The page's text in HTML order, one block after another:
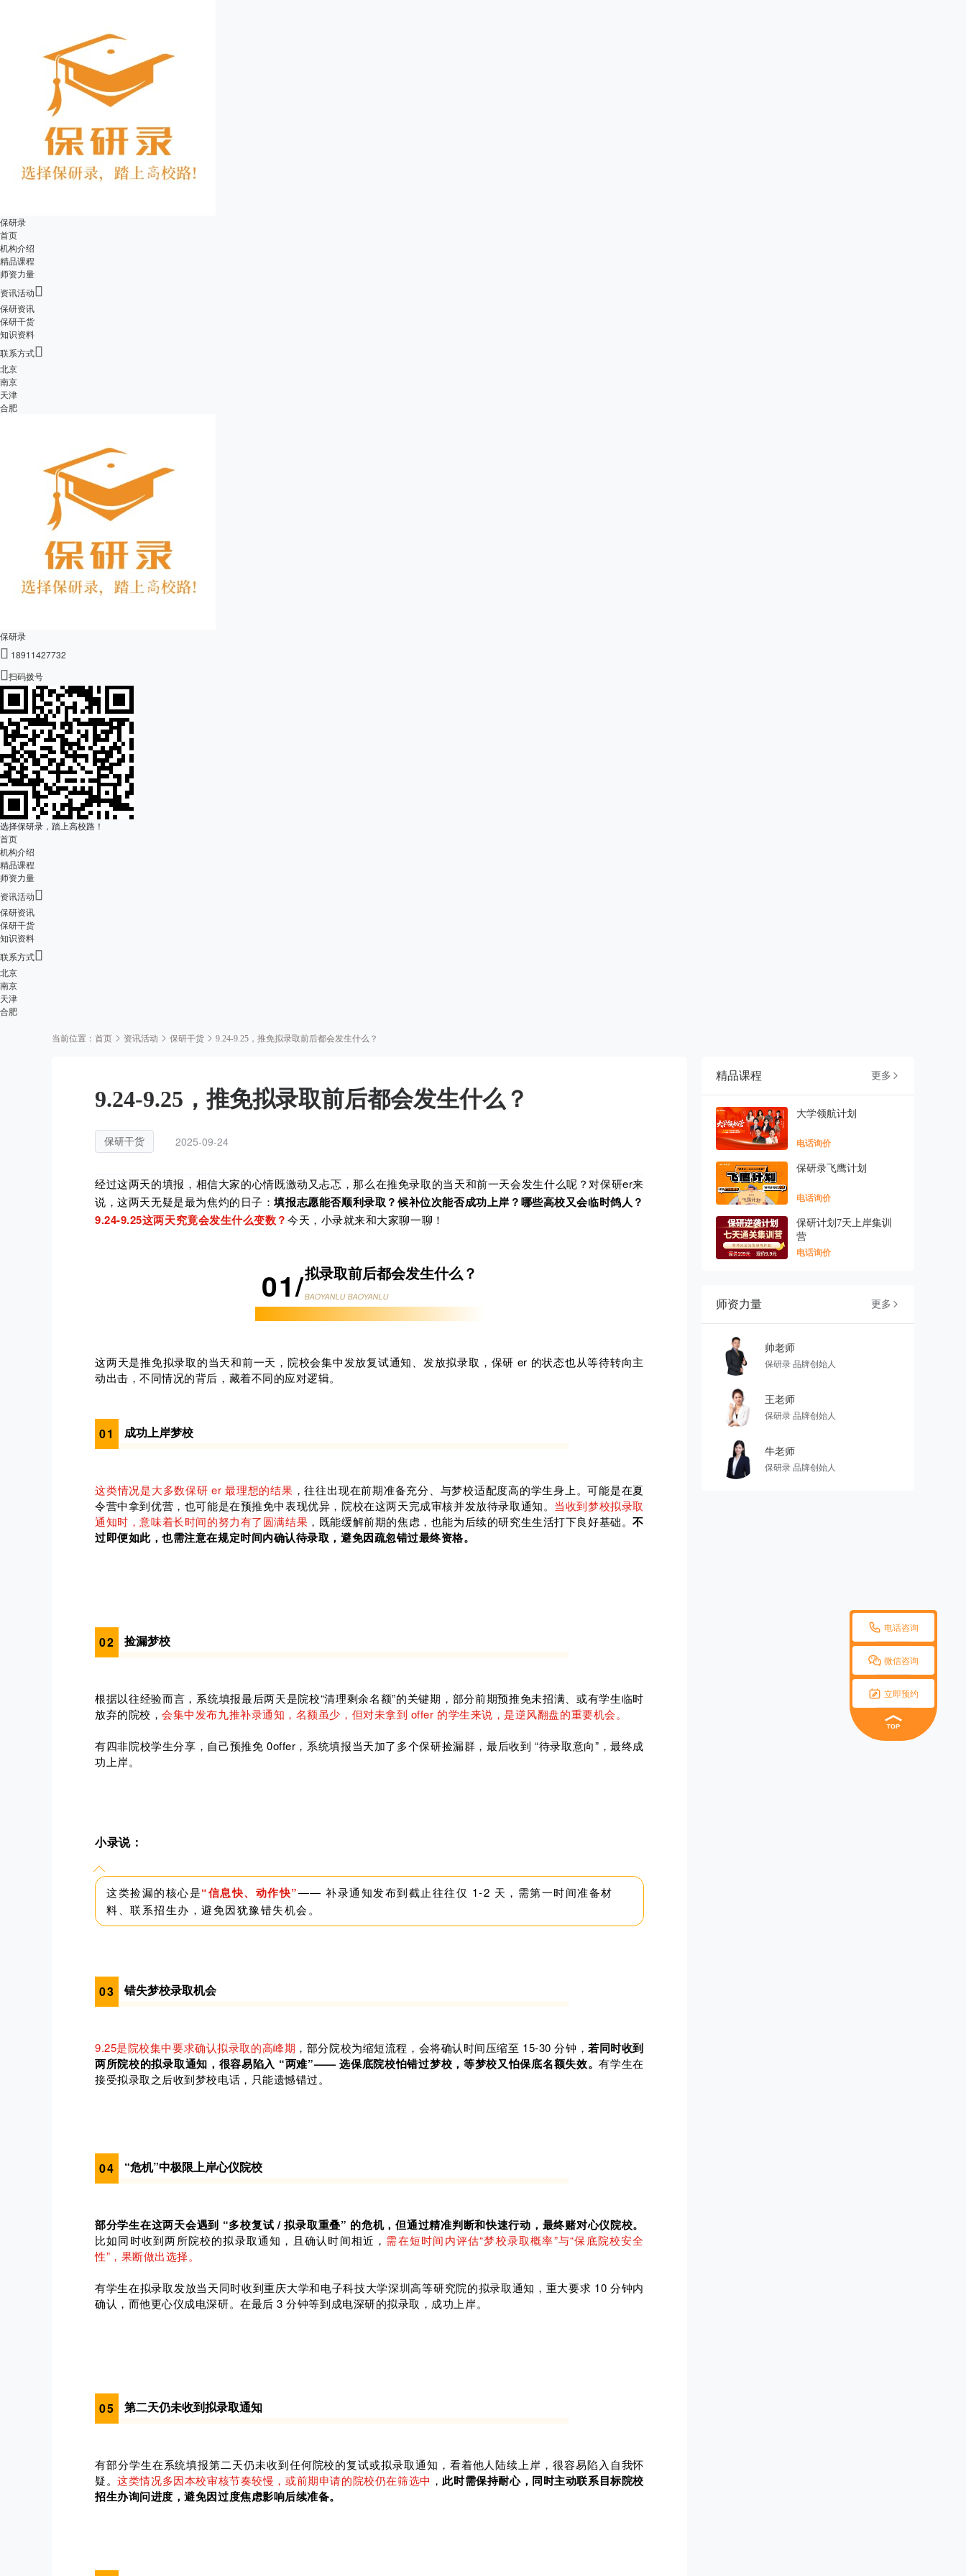
保研录
首页
机构介绍
精品课程
师资力量
资讯活动
保研资讯
保研干货
知识资料
联系方式
北京
南京
天津
合肥
保研录
 18911427732
扫码拨号
选择保研录，踏上高校路！
首页
机构介绍
精品课程
师资力量
资讯活动
保研资讯
保研干货
知识资料
联系方式
北京
南京
天津
合肥
 电话咨询
 微信咨询
 立即预约
当前位置： 首页 资讯活动 保研干货 9.24-9.25，推免拟录取前后都会发生什么？
9.24-9.25，推免拟录取前后都会发生什么？
保研干货 2025-09-24
经过这两天的填报，相信大家的心情既激动又忐忑，那么在推免录取的当天和前一天会发生什么呢？对保研er来
说，这两天无疑是最为焦灼的日子：填报志愿能否顺利录取？候补位次能否成功上岸？哪些高校又会临时鸽人？
9.24-9.25这两天究竟会发生什么变数？今天，小录就来和大家聊一聊！
01/拟录取前后都会发生什么？
BAOYANLU BAOYANLU
这两天是推免拟录取的当天和前一天，院校会集中发放复试通知、发放拟录取，保研 er 的状态也从等待转向主
动出击，不同情况的背后，藏着不同的应对逻辑。
01 成功上岸梦校
这类情况是大多数保研 er 最理想的结果 ，往往出现在前期准备充分、与梦校适配度高的学生身上。可能是在夏
令营中拿到优营，也可能是在预推免中表现优异，院校在这两天完成审核并发放待录取通知。 当收到梦校拟录取
通知时，意味着长时间的努力有了圆满结果 ，既能缓解前期的焦虑，也能为后续的研究生生活打下良好基础。不
过即便如此，也需注意在规定时间内确认待录取，避免因疏忽错过最终资格。
02 捡漏梦校
根据以往经验而言，系统填报最后两天是院校“清理剩余名额”的关键期，部分前期预推免未招满、或有学生临时
放弃的院校，会集中发布九推补录通知，名额虽少，但对未拿到 offer 的学生来说，是逆风翻盘的重要机会。
有四非院校学生分享，自己预推免 0offer，系统填报当天加了多个保研捡漏群，最后收到 “待录取意向”，最终成
功上岸。
小录说：
这类捡漏的核心是“信息快、动作快”—— 补录通知发布到截止往往仅 1-2 天，需第一时间准备材
料、联系招生办，避免因犹豫错失机会。
03 错失梦校录取机会
9.25是院校集中要求确认拟录取的高峰期 ，部分院校为缩短流程，会将确认时间压缩至 15-30 分钟，若同时收到
两所院校的拟录取通知，很容易陷入 “两难”—— 选保底院校怕错过梦校，等梦校又怕保底名额失效。有学生在
接受拟录取之后收到梦校电话，只能遗憾错过。
04 “危机”中极限上岸心仪院校
部分学生在这两天会遇到 “多校复试 / 拟录取重叠” 的危机，但通过精准判断和快速行动，最终赌对心仪院校。
比如同时收到两所院校的拟录取通知，且确认时间相近， 需在短时间内评估“梦校录取概率”与“保底院校安全
性”，果断做出选择。
有学生在拟录取发放当天同时收到重庆大学和电子科技大学深圳高等研究院的拟录取通知，重大要求 10 分钟内
确认，而他更心仪成电深研。在最后 3 分钟等到成电深研的拟录取，成功上岸。
05 第二天仍未收到拟录取通知
有部分学生在系统填报第二天仍未收到任何院校的复试或拟录取通知，看着他人陆续上岸，很容易陷入自我怀
疑。这类情况多因本校审核节奏较慢，或前期申请的院校仍在筛选中 ， 此时需保持耐心，同时主动联系目标院校
招生办询问进度，避免因过度焦虑影响后续准备。
精品课程 更多 
大学领航计划
电话询价
保研录飞鹰计划
电话询价
保研计划7天上岸集训
营
电话询价
师资力量 更多 
帅老师
保研录 品牌创始⼈
王老师
保研录 品牌创始⼈
⽜⽼师
保研录 品牌创始⼈